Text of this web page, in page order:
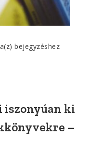
29+1
van
éhezve
az
bejegyzéshez
iszonyúan ki
–